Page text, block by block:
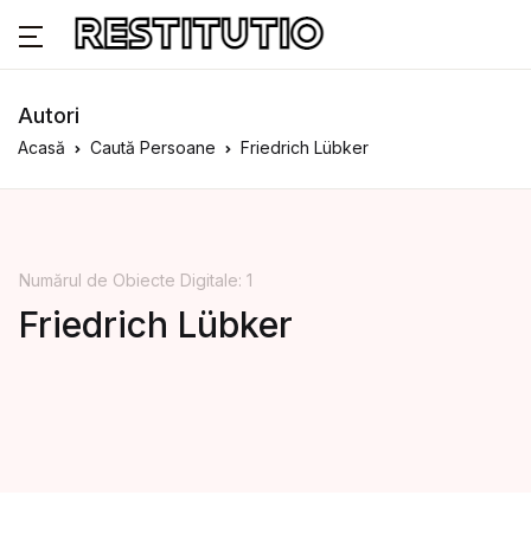
Autori
Acasă Caută Persoane Friedrich Lübker
Numărul de Obiecte Digitale: 1
Friedrich Lübker